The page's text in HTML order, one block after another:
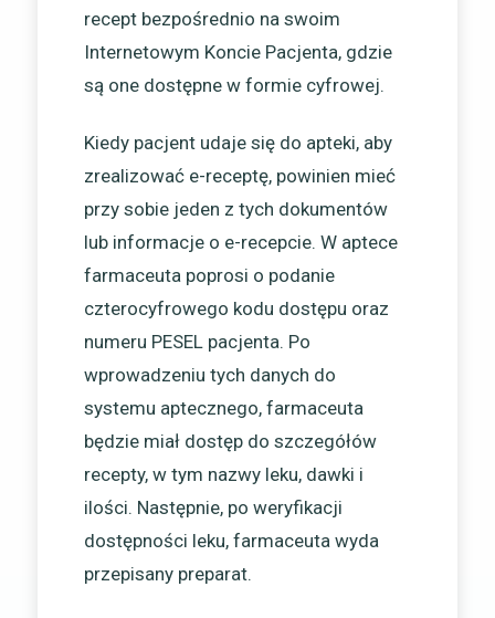
recept bezpośrednio na swoim
Internetowym Koncie Pacjenta, gdzie
są one dostępne w formie cyfrowej.
Kiedy pacjent udaje się do apteki, aby
zrealizować e-receptę, powinien mieć
przy sobie jeden z tych dokumentów
lub informacje o e-recepcie. W aptece
farmaceuta poprosi o podanie
czterocyfrowego kodu dostępu oraz
numeru PESEL pacjenta. Po
wprowadzeniu tych danych do
systemu aptecznego, farmaceuta
będzie miał dostęp do szczegółów
recepty, w tym nazwy leku, dawki i
ilości. Następnie, po weryfikacji
dostępności leku, farmaceuta wyda
przepisany preparat.